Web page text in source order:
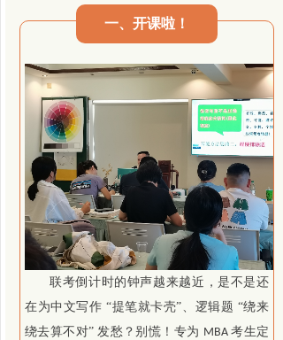
一、开课啦！
联考倒计时的钟声越来越近，是不是还
在为中文写作 “提笔就卡壳”、逻辑题 “绕来
绕去算不对” 发愁？别慌！专为 MBA考生定